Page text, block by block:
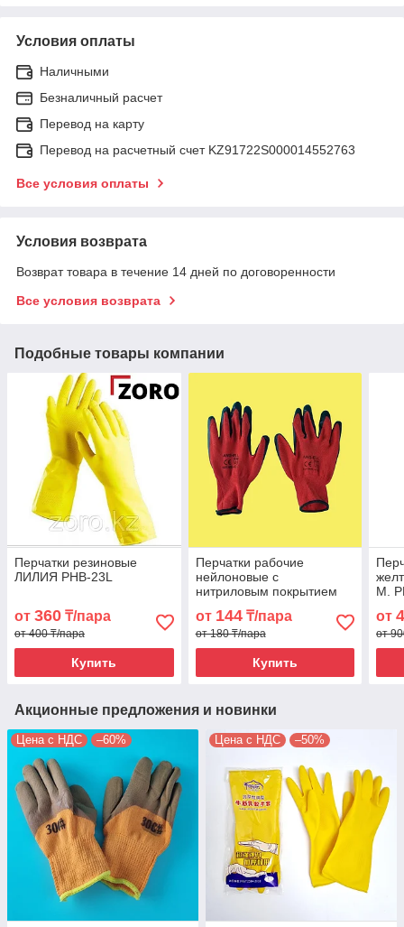
Условия оплаты
Наличными
Безналичный расчет
Перевод на карту
Перевод на расчетный счет KZ91722S000014552763
Все условия оплаты
Условия возврата
Возврат товара в течение 14 дней по договоренности
Все условия возврата
Подобные товары компании
Перчатки резиновые
ЛИЛИЯ PHB-23L
от 360 ₸/пара
от 400 ₸/пара
Купить
Перчатки рабочие
нейлоновые с
нитриловым покрытием
от 144₸/пара
от 180 ₸/пара
Купить
M.
от
от
Акционные предложения и новинки
Цена с НДС –60% Цена с НДС –50%